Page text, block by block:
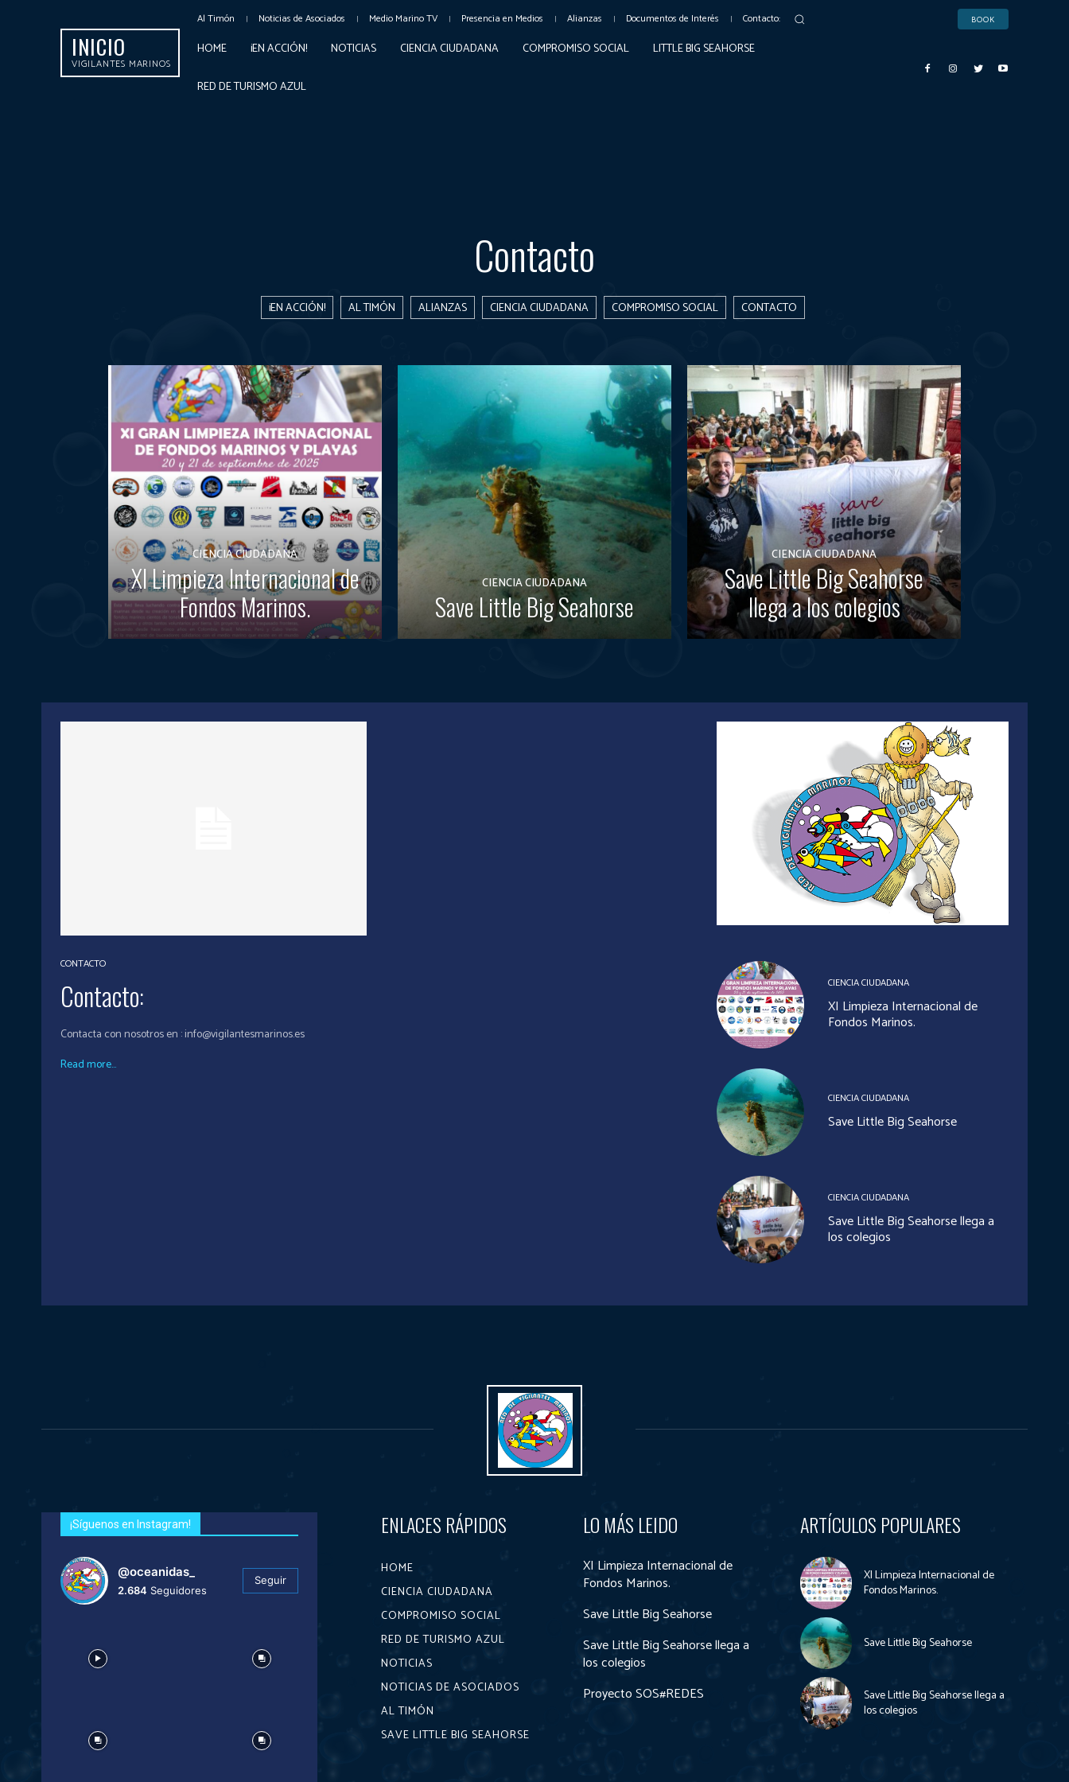
INICIO
VIGILANTES MARINOS
Al Timón Noticias de Asociados Medio Marino TV Presencia en Medios Alianzas Documentos de Interés Contacto: BOOK
HOME ¡EN ACCIÓN! NOTICIAS CIENCIA CIUDADANA COMPROMISO SOCIAL LITTLE BIG SEAHORSE
RED DE TURISMO AZUL
Contacto
¡EN ACCIÓN! AL TIMÓN ALIANZAS CIENCIA CIUDADANA COMPROMISO SOCIAL CONTACTO
CIENCIA CIUDADANA
XI Limpieza Internacional de
Fondos Marinos.
CIENCIA CIUDADANA
Save Little Big Seahorse
CIENCIA CIUDADANA
Save Little Big Seahorse
llega a los colegios
CONTACTO
Contacto:
Contacta con nosotros en : info@vigilantesmarinos.es
Read more...
CIENCIA CIUDADANA
XI Limpieza Internacional de
Fondos Marinos.
CIENCIA CIUDADANA
Save Little Big Seahorse
CIENCIA CIUDADANA
Save Little Big Seahorse llega a
los colegios
¡Síguenos en Instagram!
@oceanidas_
2.684 Seguidores
Seguir
ENLACES RÁPIDOS
HOME
CIENCIA CIUDADANA
COMPROMISO SOCIAL
RED DE TURISMO AZUL
NOTICIAS
NOTICIAS DE ASOCIADOS
AL TIMÓN
SAVE LITTLE BIG SEAHORSE
LO MÁS LEIDO
XI Limpieza Internacional de
Fondos Marinos.
Save Little Big Seahorse
Save Little Big Seahorse llega a
los colegios
Proyecto SOS#REDES
ARTÍCULOS POPULARES
XI Limpieza Internacional de
Fondos Marinos.
Save Little Big Seahorse
Save Little Big Seahorse llega a
los colegios